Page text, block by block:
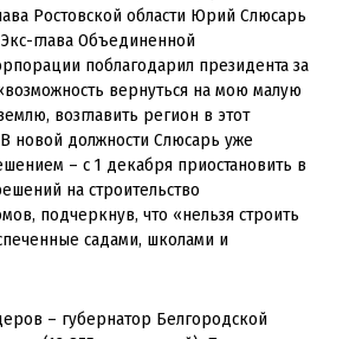
Ростовской области Юрий Слюсарь
глава Объединенной
поблагодарил президента за
вернуться на мою малую
возглавить регион в этот
новой должности Слюсарь уже
– с 1 декабря приостановить в
на строительство
подчеркнув, что «нельзя строить
садами, школами и
– губернатор Белгородской